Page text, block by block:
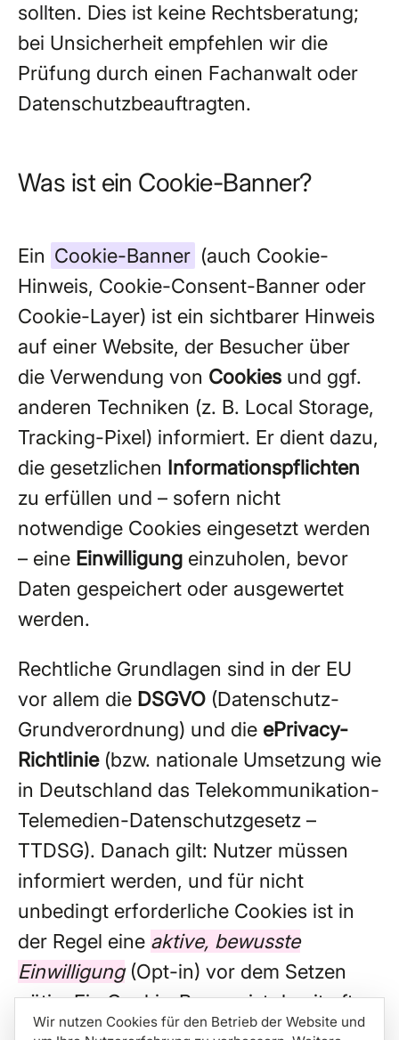
sollten. Dies ist keine Rechtsberatung;
bei Unsicherheit empfehlen wir die
Prüfung durch einen Fachanwalt oder
Datenschutzbeauftragten.
Was ist ein Cookie-Banner?
Ein Cookie-Banner (auch Cookie-
Hinweis, Cookie-Consent-Banner oder
Cookie-Layer) ist ein sichtbarer Hinweis
auf einer Website, der Besucher über
die Verwendung von Cookies und ggf.
anderen Techniken (z. B. Local Storage,
Tracking-Pixel) informiert. Er dient dazu,
die gesetzlichen Informationspflichten
zu erfüllen und – sofern nicht
notwendige Cookies eingesetzt werden
– eine Einwilligung einzuholen, bevor
Daten gespeichert oder ausgewertet
werden.
Rechtliche Grundlagen sind in der EU
vor allem die DSGVO (Datenschutz-
Grundverordnung) und die ePrivacy-
Richtlinie(bzw. nationale Umsetzung wie
in Deutschland das Telekommunikation-
Telemedien-Datenschutzgesetz –
TTDSG). Danach gilt: Nutzer müssen
informiert werden, und für nicht
unbedingt erforderliche Cookies ist in
der Regel eine aktive, bewusste
Einwilligung(Opt-in) vor dem Setzen
nötig. Ein Cookie-Banner ist damit oft
der zentrale Einstiegspunkt für
Wir nutzen Cookies für den Betrieb der Website und